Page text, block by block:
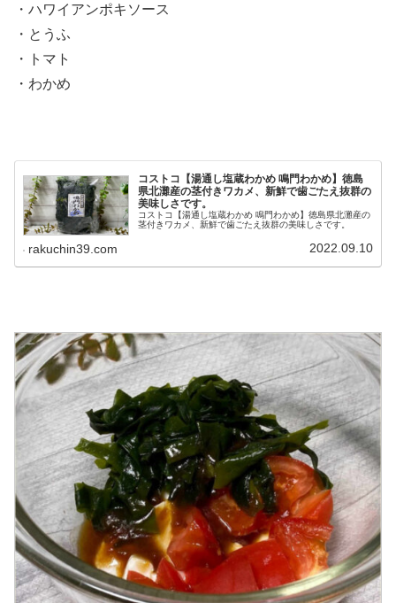
・ハワイアンポキソース
・とうふ
・トマト
・わかめ
コストコ【湯通し塩蔵わかめ 鳴門わかめ】徳島
県北灘産の茎付きワカメ、新鮮で歯ごたえ抜群の
美味しさです。
コストコ【湯通し塩蔵わかめ 鳴門わかめ】徳島県北灘産の
茎付きワカメ、新鮮で歯ごたえ抜群の美味しさです。
rakuchin39.com 2022.09.10